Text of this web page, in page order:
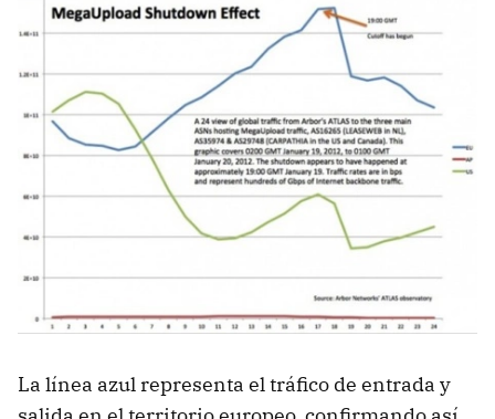
La línea azul representa el tráfico de entrada y